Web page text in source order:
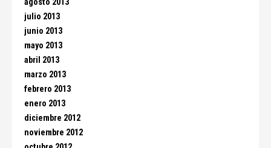
agosto 2013
julio 2013
junio 2013
mayo 2013
abril 2013
marzo 2013
febrero 2013
enero 2013
diciembre 2012
noviembre 2012